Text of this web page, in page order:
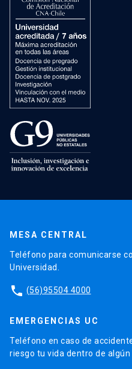
MESA CENTRAL
Teléfono para comunicarse
Universidad.
phone (56)95504 4000
EMERGENCIAS UC
Teléfono en caso de
riesgo tu vida dentro de algún